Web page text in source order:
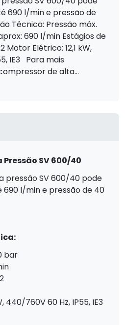
690 l/min e pressão de
Técnica: Pressão máx.
690 l/min Estágios de
Motor Elétrico: 12,1 kW,
IE3 Para mais
de alta...
SV 600/40
pressão SV 600/40 pode
690 l/min e pressão de 40
bar
440/760V 60 Hz, IP55, IE3